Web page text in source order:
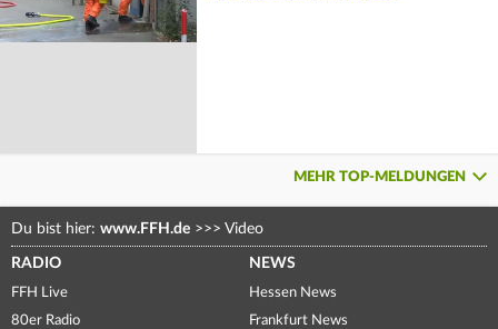
MEHR TOP-MELDUNGEN
Du bist hier: www.FFH.de >>> Video
RADIO
FFH Live
80er Radio
NEWS
Hessen News
Frankfurt News